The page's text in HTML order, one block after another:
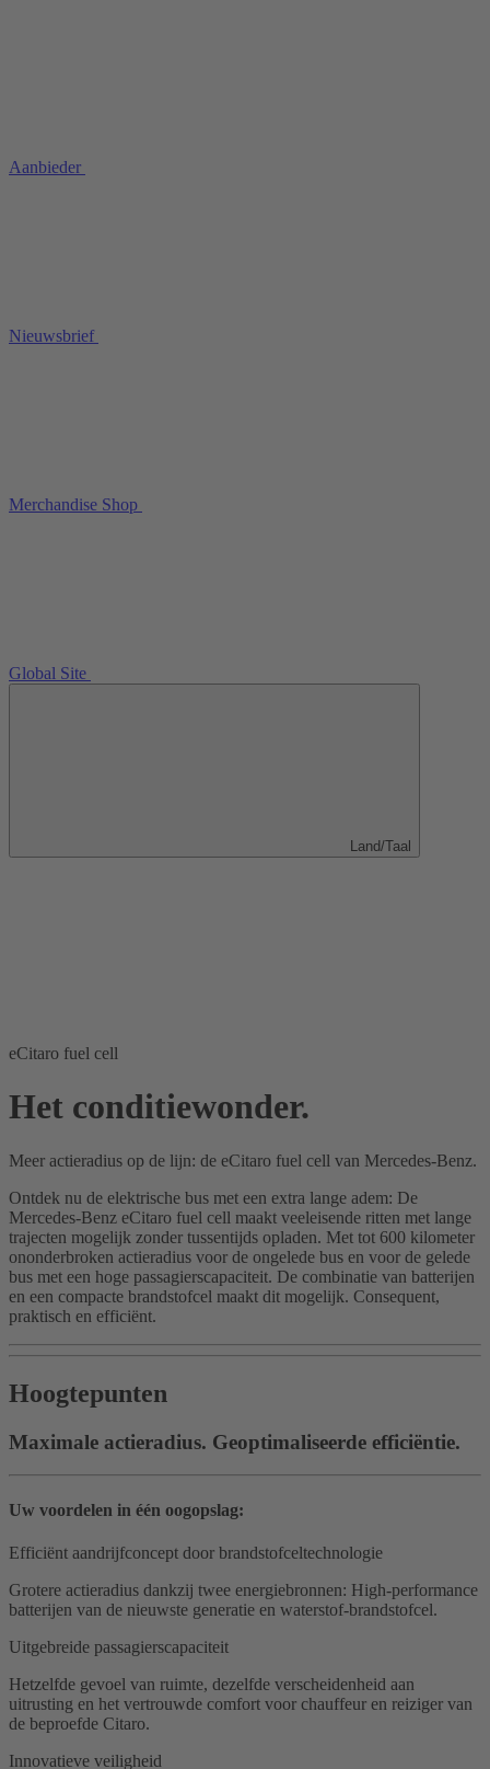
Aanbieder
Nieuwsbrief
Merchandise Shop
Global Site
Land/Taal
eCitaro fuel cell
Het conditiewonder.
Meer actieradius op de lijn: de eCitaro fuel cell van Mercedes-Benz.
Ontdek nu de elektrische bus met een extra lange adem: De
Mercedes-Benz eCitaro fuel cell maakt veeleisende ritten met lange
trajecten mogelijk zonder tussentijds opladen. Met tot 600 kilometer
ononderbroken actieradius voor de ongelede bus en voor de gelede
bus met een hoge passagierscapaciteit. De combinatie van batterijen
en een compacte brandstofcel maakt dit mogelijk. Consequent,
praktisch en efficiënt.
Hoogtepunten
Maximale actieradius. Geoptimaliseerde efficiëntie.
Uw voordelen in één oogopslag:
Efficiënt aandrijfconcept door brandstofceltechnologie
Grotere actieradius dankzij twee energiebronnen: High-performance
batterijen van de nieuwste generatie en waterstof-brandstofcel.
Uitgebreide passagierscapaciteit
Hetzelfde gevoel van ruimte, dezelfde verscheidenheid aan
uitrusting en het vertrouwde comfort voor chauffeur en reiziger van
de beproefde Citaro.
Innovatieve veiligheid